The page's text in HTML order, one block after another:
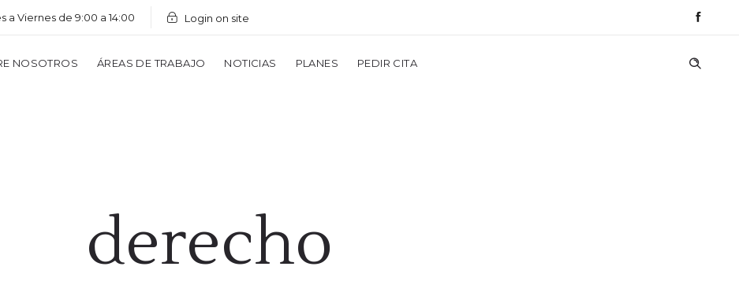
a Viernes de 9:00 a 14:00 Login on site
NOSOTROS ÁREAS DE TRABAJO NOTICIAS PLANES
PEDIR CITA
derecho